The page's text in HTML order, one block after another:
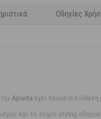
Οδηγίες
Apivita έχει πλούσια σύνθεση
και το συχνό styling